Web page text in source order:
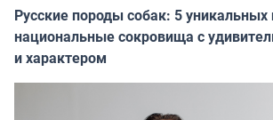
Русские породы собак: 5
национальные сокровища с
и характером